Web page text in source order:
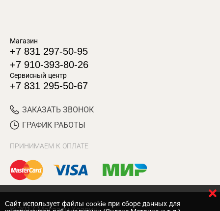
Магазин
+7 831 297-50-95
+7 910-393-80-26
Сервисный центр
+7 831 295-50-67
ЗАКАЗАТЬ ЗВОНОК
ГРАФИК РАБОТЫ
ПРИНИМАЕМ К ОПЛАТЕ
Cайт использует файлы cookie при сборе данных для